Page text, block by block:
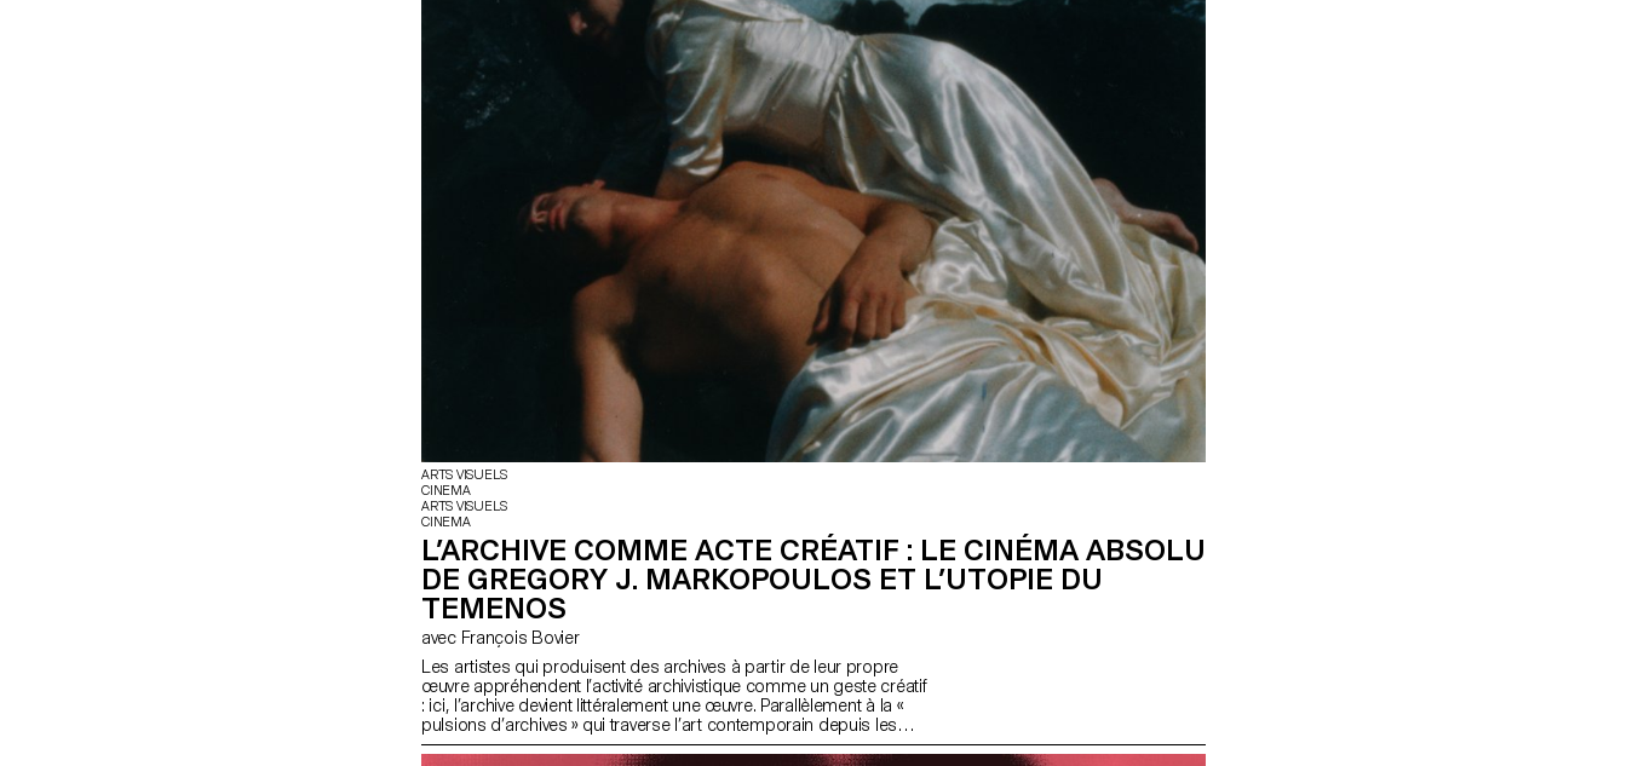
ARTS VISUELS
CINEMA
ARTS VISUELS
CINEMA
L’ARCHIVE COMME ACTE CRÉATIF : LE CINÉMA ABSOLU
DE GREGORY J. MARKOPOULOS ET L’UTOPIE DU
TEMENOS
avec François Bovier
Les artistes qui produisent des archives à partir de leur propre
œuvre appréhendent l’activité archivistique comme un geste créatif
: ici, l’archive devient littéralement une œuvre. Parallèlement à la «
pulsions d’archives » qui traverse l’art contemporain depuis les
années 1960, ce projet de recherche interroge l’« agentivité